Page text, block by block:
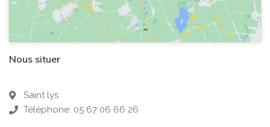
Nous situer
Saint lys
Téléphone: 05 67 06 66 26